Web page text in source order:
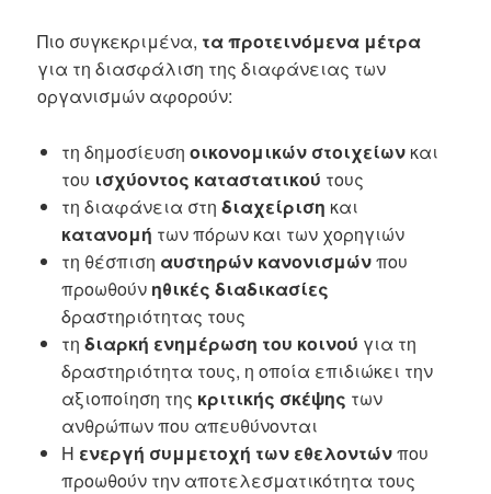
Πιο συγκεκριμένα, τα προτεινόμενα μέτρα
για τη διασφάλιση της διαφάνειας των
οργανισμών αφορούν:
τη δημοσίευση οικονομικών στοιχείωνκαι
του ισχύοντος καταστατικού τους
τη διαφάνεια στη διαχείριση και
κατανομή των πόρων και των χορηγιών
τη θέσπιση αυστηρών κανονισμώνπου
προωθούν ηθικές διαδικασίες
δραστηριότητας τους
τη διαρκή ενημέρωση του κοινού για τη
δραστηριότητα τους, η οποία επιδιώκει την
αξιοποίηση της κριτικής σκέψης των
ανθρώπων που απευθύνονται
Η ενεργή συμμετοχή των εθελοντώνπου
προωθούν την αποτελεσματικότητα τους